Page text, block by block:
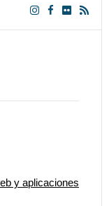
y aplicaciones